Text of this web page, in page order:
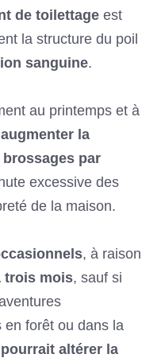
de toilettage est
la structure du poil
sanguine.
au printemps et à
la
par
excessive des
de la maison.
, à raison
trois mois, sauf si
en forêt ou dans la
altérer la